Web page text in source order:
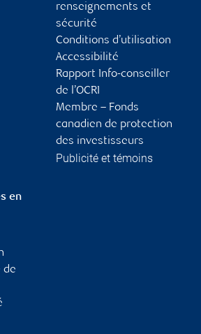
renseignements et
sécurité
Conditions d’utilisation
Accessibilité
Rapport Info-conseiller
de l’OCRI
Membre – Fonds
canadien de protection
des investisseurs
Publicité et témoins
en
de